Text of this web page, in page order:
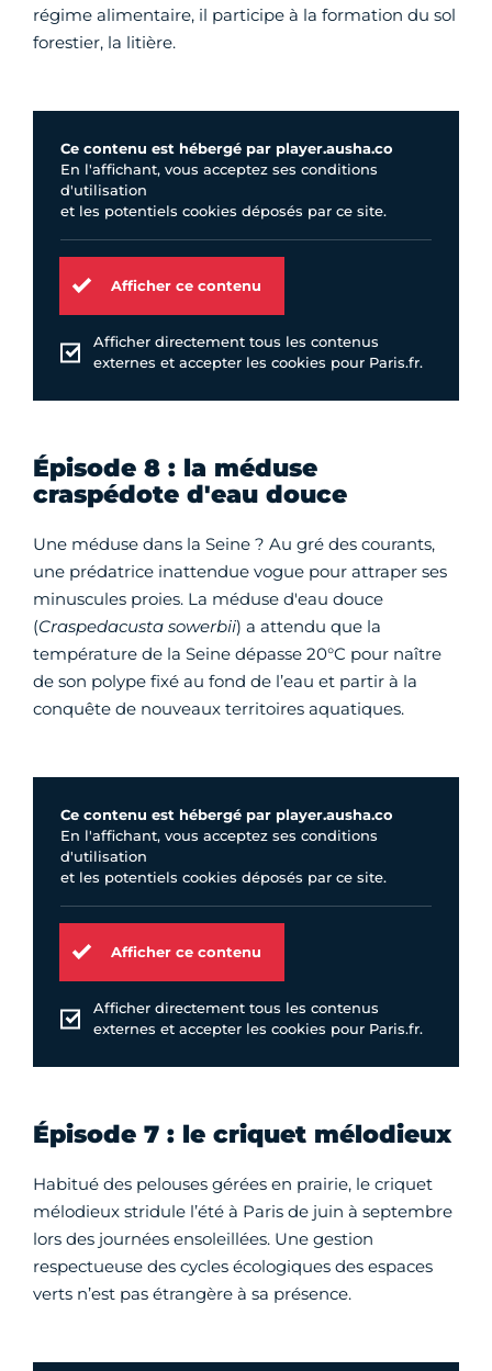
régime alimentaire, il participe à la formation du sol
forestier, la litière.
Ce contenu est hébergé par player.ausha.co
En l'affichant, vous acceptez ses conditions
d'utilisation
et les potentiels cookies déposés par ce site.
Afficher ce contenu
Afficher directement tous les contenus
externes et accepter les cookies pour Paris.fr.
Épisode 8 : la méduse
craspédote d'eau douce
Une méduse dans la Seine ? Au gré des courants,
une prédatrice inattendue vogue pour attraper ses
minuscules proies. La méduse d'eau douce
(Craspedacusta sowerbii) a attendu que la
température de la Seine dépasse 20°C pour naître
de son polype fixé au fond de l’eau et partir à la
conquête de nouveaux territoires aquatiques.
Ce contenu est hébergé par player.ausha.co
En l'affichant, vous acceptez ses conditions
d'utilisation
et les potentiels cookies déposés par ce site.
Afficher ce contenu
Afficher directement tous les contenus
externes et accepter les cookies pour Paris.fr.
Épisode 7 : le criquet mélodieux
Habitué des pelouses gérées en prairie, le criquet
mélodieux stridule l’été à Paris de juin à septembre
lors des journées ensoleillées. Une gestion
respectueuse des cycles écologiques des espaces
verts n’est pas étrangère à sa présence.